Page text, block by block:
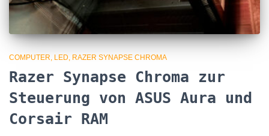
COMPUTER LED RAZER SYNAPSE CHROMA
Razer Synapse Chroma zur
Steuerung von ASUS Aura und
Corsair RAM